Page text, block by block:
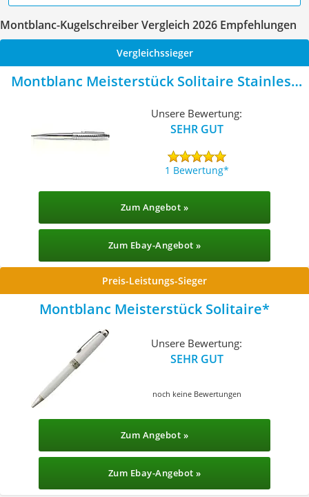
Montblanc-Kugelschreiber Vergleich 2026 Empfehlungen
Vergleichssieger
Montblanc Meisterstück Solitaire Stainless
Unsere Bewertung:
SEHR GUT
1 Bewertung
Zum Angebot »
Zum Ebay-Angebot »
Preis-Leistungs-Sieger
Montblanc Meisterstück Solitaire
Unsere Bewertung:
SEHR GUT
noch keine Bewertungen
Zum Angebot »
Zum Ebay-Angebot »